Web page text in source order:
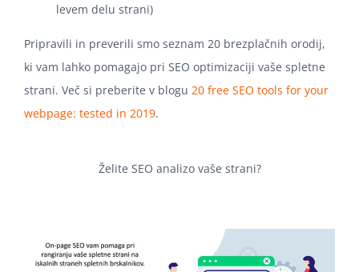
levem delu strani)
Pripravili in preverili smo seznam 20 brezplačnih orodij,
ki vam lahko pomagajo pri SEO optimizaciji vaše spletne
strani. Več si preberite v blogu 20 free SEO tools for your
webpage: tested in 2019.
Želite SEO analizo vaše strani?